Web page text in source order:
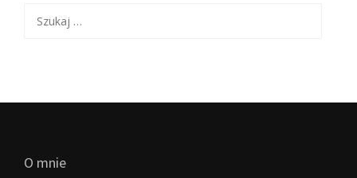
O mnie